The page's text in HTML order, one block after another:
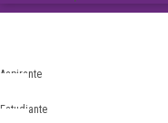
Aspirante
Estudiante